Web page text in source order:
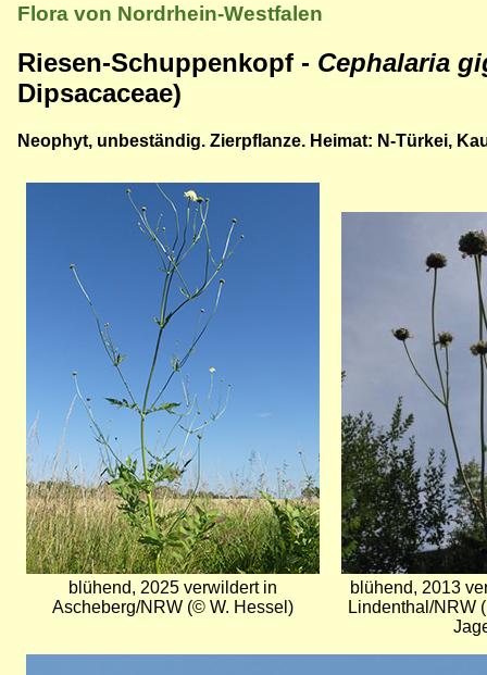
Flora von Nordrhein-Westfalen
Riesen-Schuppenkopf - Cephalaria
Dipsacaceae)
Neophyt, unbeständig. Zierpflanze. Heimat: N-Türkei,
blühend, 2025 verwildert in
Ascheberg/NRW (© W. Hessel)
blühend, 2013
Lindenthal/NRW